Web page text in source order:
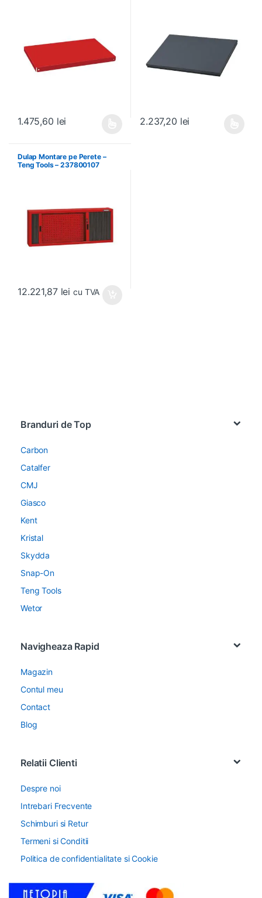
1.475,60 lei 2.237,20 lei
Dulap Montare pe Perete –
Teng Tools – 237800107
12.221,87 lei cu TVA
Branduri de Top
Carbon
Catalfer
CMJ
Giasco
Kent
Kristal
Skydda
Snap-On
Teng Tools
Wetor
Navigheaza Rapid
Magazin
Contul meu
Contact
Blog
Relatii Clienti
Despre noi
Intrebari Frecvente
Schimburi si Retur
Termeni si Conditii
Politica de confidentialitate si Cookie